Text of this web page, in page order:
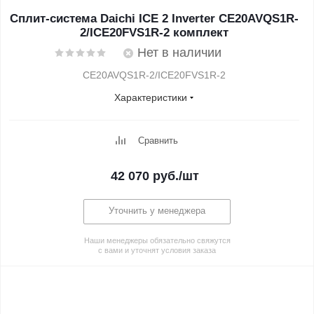
Сплит-система Daichi ICE 2 Inverter CE20AVQS1R-
2/ICE20FVS1R-2 комплект
Нет в наличии
CE20AVQS1R-2/ICE20FVS1R-2
Характеристики
Сравнить
42 070руб./шт
Уточнить у менеджера
Наши менеджеры обязательно свяжутся
с вами и уточнят условия заказа